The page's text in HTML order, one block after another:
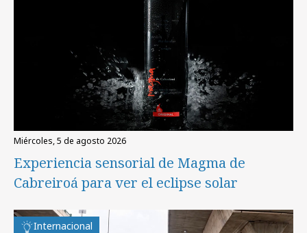
miércoles, 5 de agosto 2026
Experiencia sensorial de Magma de
Cabreiroá para ver el eclipse solar
Internacional